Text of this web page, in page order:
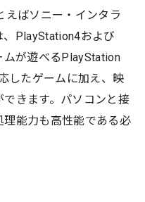
えばソニー・インタラ
PlayStation4および
ムが遊べるPlayStation
したゲームに加え、映
きます。パソコンと接
能力も高性能である必